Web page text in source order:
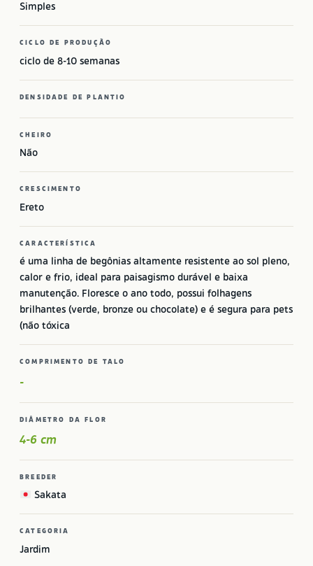
Simples
CICLO DE PRODUÇÃO
ciclo de 8-10 semanas
DENSIDADE DE PLANTIO
CHEIRO
Não
CRESCIMENTO
Ereto
CARACTERÍSTICA
é uma linha de begônias altamente resistente ao sol pleno,
calor e frio, ideal para paisagismo durável e baixa
manutenção. Floresce o ano todo, possui folhagens
brilhantes (verde, bronze ou chocolate) e é segura para pets
(não tóxica
COMPRIMENTO DE TALO
-
DIÂMETRO DA FLOR
4-6 cm
BREEDER
Sakata
CATEGORIA
Jardim